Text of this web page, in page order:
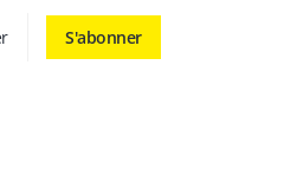
S'abonner